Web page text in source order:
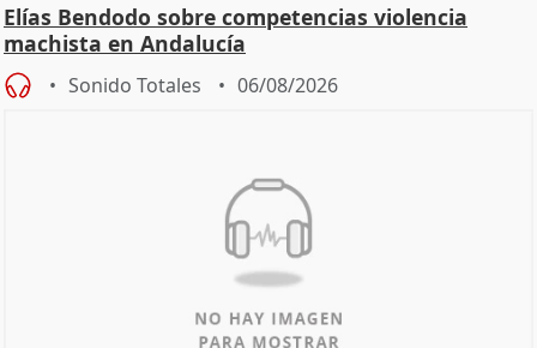
Elías Bendodo sobre competencias violencia
machista en Andalucía
Sonido Totales 06/08/2026